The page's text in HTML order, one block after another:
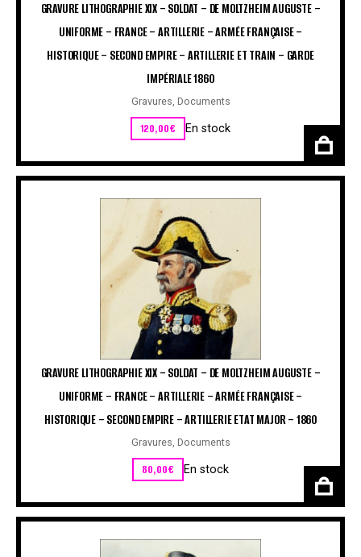
GRAVURE LITHOGRAPHIE XIX – SOLDAT – DE MOLTZHEIM AUGUSTE –
UNIFORME – FRANCE – ARTILLERIE – ARMÉE FRANÇAISE –
HISTORIQUE – SECOND EMPIRE – ARTILLERIE ET TRAIN – GARDE
IMPÉRIALE 1860
Gravures, Documents
120,00€ En stock
GRAVURE LITHOGRAPHIE XIX – SOLDAT – DE MOLTZHEIM AUGUSTE –
UNIFORME – FRANCE – ARTILLERIE – ARMÉE FRANÇAISE –
HISTORIQUE – SECOND EMPIRE – ARTILLERIE ETAT MAJOR – 1860
Gravures, Documents
80,00€ En stock